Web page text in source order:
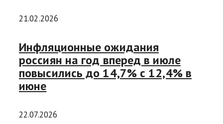
21.02.2026
Инфляционные ожидания
россиян на год вперед в июле
повысились до 14,7% с 12,4% в
июне
22.07.2026